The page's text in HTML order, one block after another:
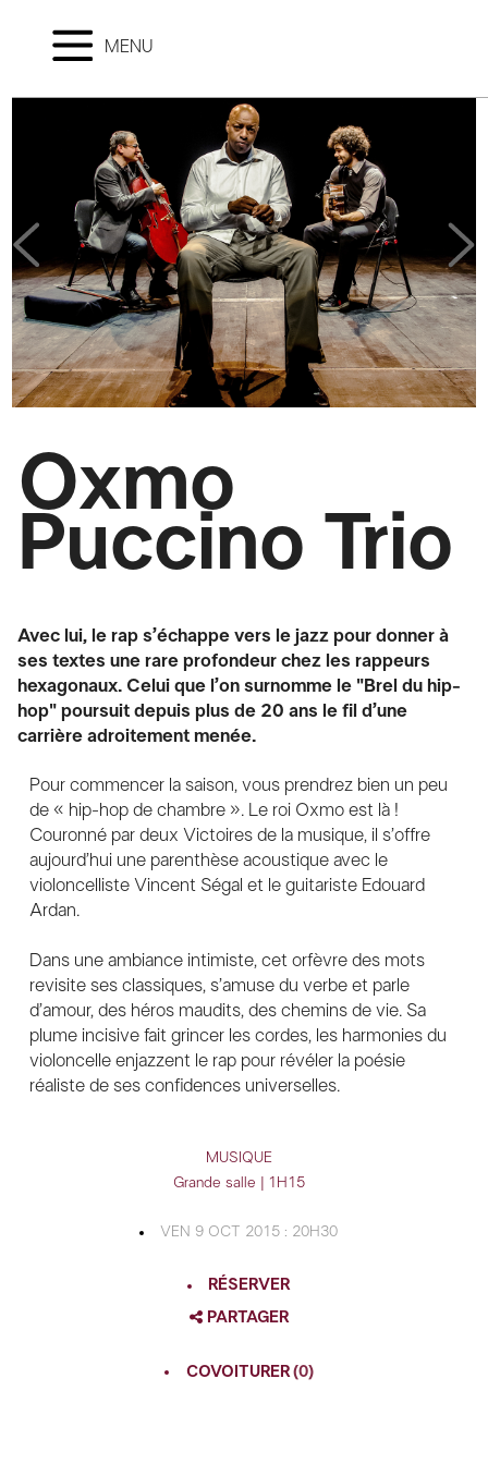
MENU
Oxmo
Puccino Trio
Avec lui, le rap s’échappe vers le jazz pour donner à
ses textes une rare profondeur chez les rappeurs
hexagonaux. Celui que l’on surnomme le "Brel du hip-
hop" poursuit depuis plus de 20 ans le fil d’une
carrière adroitement menée.
Pour commencer la saison, vous prendrez bien un peu
de « hip-hop de chambre ». Le roi Oxmo est là !
Couronné par deux Victoires de la musique, il s’offre
aujourd’hui une parenthèse acoustique avec le
violoncelliste Vincent Ségal et le guitariste Edouard
Ardan.
Dans une ambiance intimiste, cet orfèvre des mots
revisite ses classiques, s’amuse du verbe et parle
d’amour, des héros maudits, des chemins de vie. Sa
plume incisive fait grincer les cordes, les harmonies du
violoncelle enjazzent le rap pour révéler la poésie
réaliste de ses confidences universelles.
MUSIQUE
Grande salle | 1H15
VEN 9 OCT 2015 : 20H30
RÉSERVER
PARTAGER
COVOITURER(0)